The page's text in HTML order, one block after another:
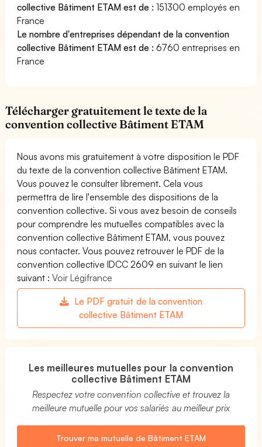
collective Bâtiment ETAM est de :151300 employés en
France
Le nombre d'entreprises dépendant de la convention
collective Bâtiment ETAM est de :6760 entreprises en
France
Télécharger gratuitement le texte de la
convention collective Bâtiment ETAM
Nous avons mis gratuitement à votre disposition le PDF
du texte de la convention collective Bâtiment ETAM.
Vous pouvez le consulter librement. Cela vous
permettra de lire l'ensemble des dispositions de la
convention collective. Si vous avez besoin de conseils
pour comprendre les mutuelles compatibles avec la
convention collective Bâtiment ETAM, vous pouvez
nous contacter. Vous pouvez retrouver le PDF de la
convention collective IDCC 2609 en suivant le lien
suivant :Voir Légifrance
Le PDF gratuit de la convention
collective Bâtiment ETAM
Les meilleures mutuelles pour la convention
collective Bâtiment ETAM
Respectez votre convention collective et trouvez la
meilleure mutuelle pour vos salariés au meilleur prix
Trouver ma mutuelle de Bâtiment ETAM